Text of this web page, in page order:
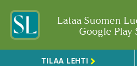
Lataa Suomen
Google Play
TILAA LEHTI